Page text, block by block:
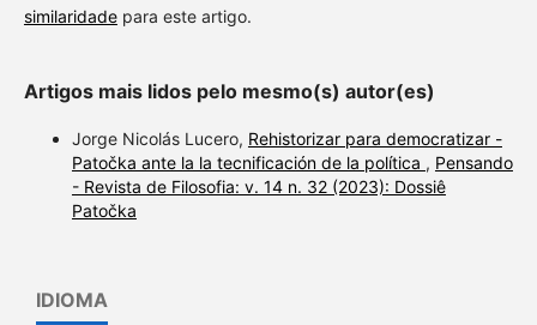
similaridadepara este artigo.
Artigos mais lidos pelo mesmo(s) autor(es)
Jorge Nicolás Lucero, Rehistorizar para democratizar -
Patočka ante la la tecnificación de la política , Pensando
- Revista de Filosofia: v. 14 n. 32 (2023): Dossiê
Patočka
IDIOMA